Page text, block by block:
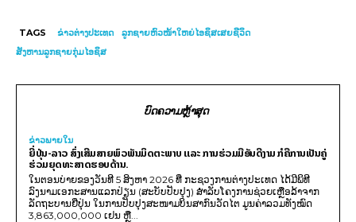
TAGS ຂ່າວ​ຕ່າງ​ປະເທດ
ລູກຊາຍຫົວໜ້າໃຫຍ່ໄອຊິສເສຍຊີວິດ
ສັງຫານລູກຊາຍກຸ່ມໄອຊິສ
ບົດຄວາມຫຼ້າສຸດ
ຂ່າວພາຍ​ໃນ
ຍີ່ປຸ່ນ-ລາວ ສົ່ງເສີມສາຍພົວພັນມິດຕະພາບ ແລະ ການຮ່ວມມືອັນດີງາມ ກໍຄືການເປັນຄູ່
ຮ່ວມຍຸດທະສາດຮອບດ້ານ.
ໃນຕອນບ່າຍຂອງວັນທີ 5 ສິງຫາ 2026 ທີ່ ກະຊວງການຕ່າງປະເທດ ໄດ້ມີພິທີ
ລົງນາມເອກະສານແລກປ່ຽນ (ສະບັບປັບປຸງ) ສໍາລັບໂຄງການຊ່ວຍເຫຼືອລ້າຈາກ
ລັດຖະບານຍີ່ປຸ່ນ ໃນການປັບປຸງສະໜາມບິນສາກົນວັດໄຕ ມູນຄ່າລວມທັງໝົດ
3,863,000,000 ເຢນ ຫຼື...